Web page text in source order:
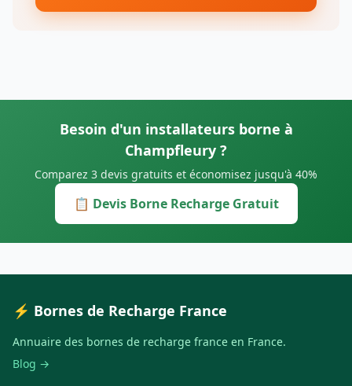
Besoin d'un installateurs borne à
Champfleury ?
Comparez 3 devis gratuits et économisez jusqu'à 40%
📋 Devis Borne Recharge Gratuit
⚡ Bornes de Recharge France
Annuaire des bornes de recharge france en France.
Blog →